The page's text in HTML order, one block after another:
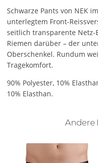
Schwarze Pants von NEK
unterlegtem Front-
seitlich transparente
Riemen darüber – der
Oberschenkel. Rundum
Tragekomfort.
90% Polyester, 10%
10% Elasthan.
Andere